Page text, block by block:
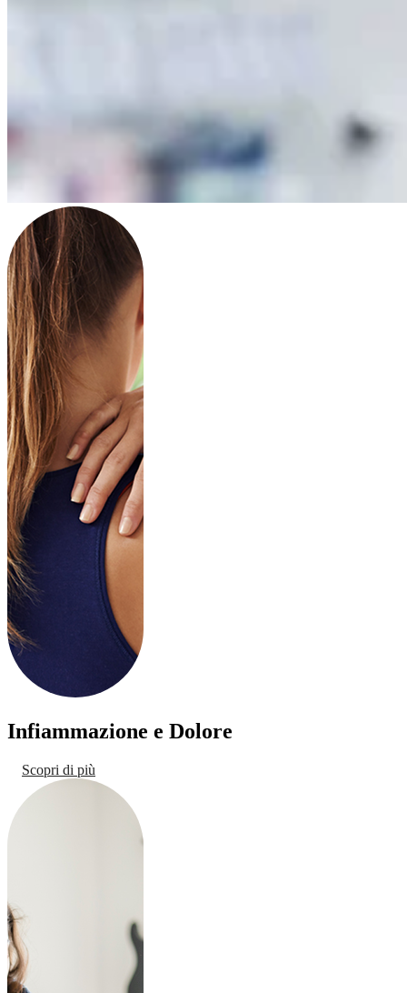
Infiammazione e Dolore
Scopri di più